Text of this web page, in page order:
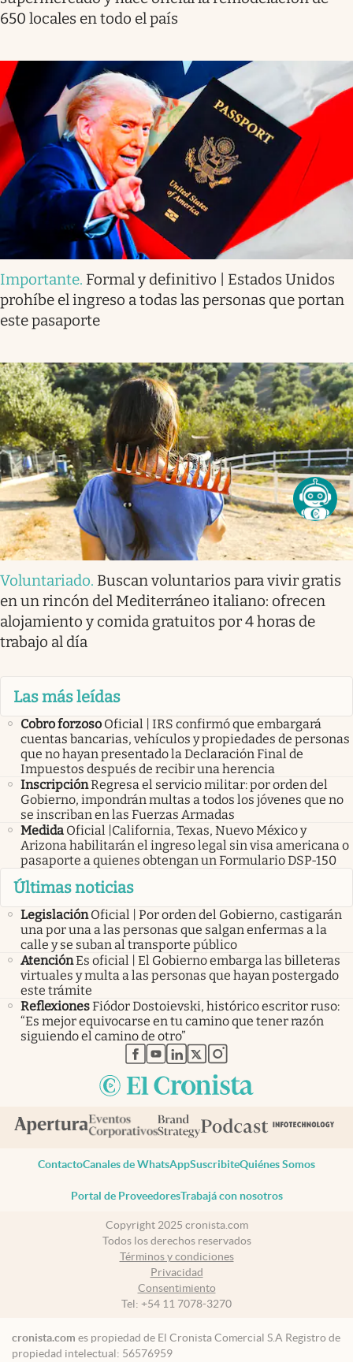
650 locales en todo el país
Importante. Formal y definitivo | Estados Unidos
prohíbe el ingreso a todas las personas que portan
este pasaporte
Voluntariado. Buscan voluntarios para vivir gratis
en un rincón del Mediterráneo italiano: ofrecen
alojamiento y comida gratuitos por 4 horas de
trabajo al día
Las más leídas
Cobro forzoso Oficial | IRS confirmó que embargará
cuentas bancarias, vehículos y propiedades de personas
que no hayan presentado la Declaración Final de
Impuestos después de recibir una herencia
InscripciónRegresa el servicio militar: por orden del
Gobierno, impondrán multas a todos los jóvenes que no
se inscriban en las Fuerzas Armadas
Medida Oficial |California, Texas, Nuevo México y
Arizona habilitarán el ingreso legal sin visa americana o
pasaporte a quienes obtengan un Formulario DSP-150
Últimas noticias
Legislación Oficial | Por orden del Gobierno, castigarán
una por una a las personas que salgan enfermas a la
calle y se suban al transporte público
AtenciónEs oficial | El Gobierno embarga las billeteras
virtuales y multa a las personas que hayan postergado
este trámite
ReflexionesFiódor Dostoievski, histórico escritor ruso:
“Es mejor equivocarse en tu camino que tener razón
siguiendo el camino de otro”
abre en nueva pestaña
abre en nueva pestaña
abre en nueva pestaña
abre en nueva pestaña
abre en nueva pestaña
ContactoCanales de WhatsAppSuscribiteQuiénes Somos
Portal de ProveedoresTrabajá con nosotros
Copyright 2025 cronista.com
Todos los derechos reservados
Términos y condiciones
Privacidad
Consentimiento
Tel: +54 11 7078-3270
cronista.com es propiedad de El Cronista Comercial S.A Registro de
propiedad intelectual: 56576959